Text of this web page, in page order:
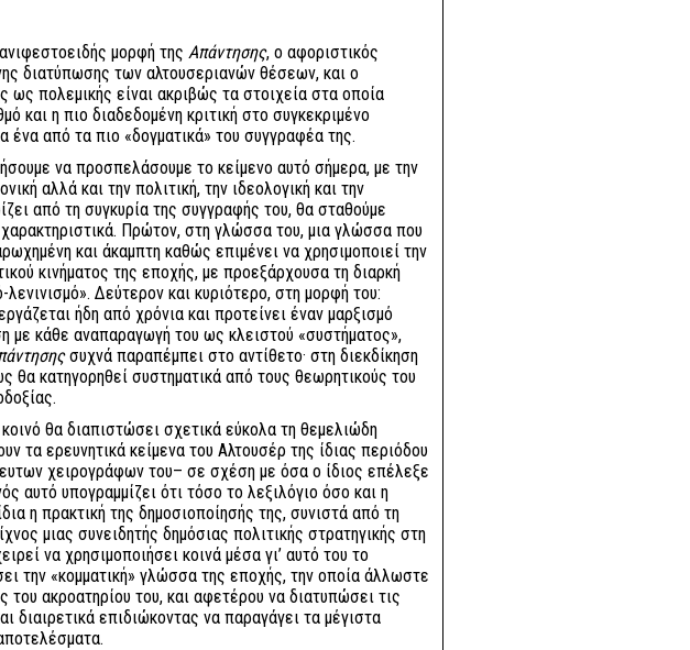
μορφή της Απάντησης, ο αφοριστικός
διατύπωσης των αλτουσεριανών θέσεων, και ο
ως πολεμικής είναι ακριβώς τα στοιχεία στα οποία
και η πιο διαδεδομένη κριτική στο συγκεκριμένο
ένα από τα πιο «δογματικά» του συγγραφέα της.
να προσπελάσουμε το κείμενο αυτό σήμερα, με την
αλλά και την πολιτική, την ιδεολογική και την
από τη συγκυρία της συγγραφής του, θα σταθούμε
Πρώτον, στη γλώσσα του, μια γλώσσα που
και άκαμπτη καθώς επιμένει να χρησιμοποιεί την
κινήματος της εποχής, με προεξάρχουσα τη διαρκή
Δεύτερον και κυριότερο, στη μορφή του:
ήδη από χρόνια και προτείνει έναν μαρξισμό
με κάθε αναπαραγωγή του ως κλειστού «συστήματος»,
συχνά παραπέμπει στο αντίθετο· στη διεκδίκηση
θα κατηγορηθεί συστηματικά από τους θεωρητικούς του
θα διαπιστώσει σχετικά εύκολα τη θεμελιώδη
τα ερευνητικά κείμενα του Αλτουσέρ της ίδιας περιόδου
χειρογράφων του– σε σχέση με όσα ο ίδιος επέλεξε
αυτό υπογραμμίζει ότι τόσο το λεξιλόγιο όσο και η
η πρακτική της δημοσιοποίησής της, συνιστά από τη
μιας συνειδητής δημόσιας πολιτικής στρατηγικής στη
να χρησιμοποιήσει κοινά μέσα γι’ αυτό του το
την «κομματική» γλώσσα της εποχής, την οποία άλλωστε
του ακροατηρίου του, και αφετέρου να διατυπώσει τις
διαιρετικά επιδιώκοντας να παραγάγει τα μέγιστα